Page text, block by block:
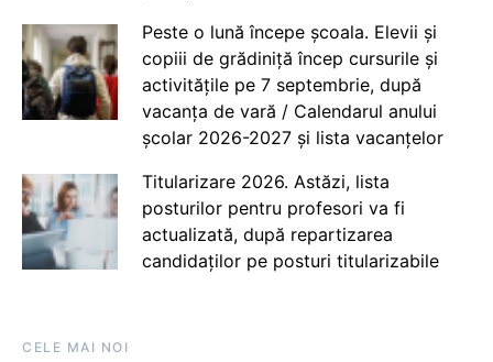
Peste o lună începe școala. Elevii și
copiii de grădiniță încep cursurile și
activitățile pe 7 septembrie, după
vacanța de vară / Calendarul anului
școlar 2026-2027 și lista vacanțelor
Titularizare 2026. Astăzi, lista
posturilor pentru profesori va fi
actualizată, după repartizarea
candidaților pe posturi titularizabile
CELE MAI NOI